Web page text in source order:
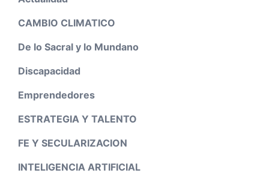
CAMBIO CLIMATICO
De lo Sacral y lo Mundano
Discapacidad
Emprendedores
ESTRATEGIA Y TALENTO
FE Y SECULARIZACION
INTELIGENCIA ARTIFICIAL